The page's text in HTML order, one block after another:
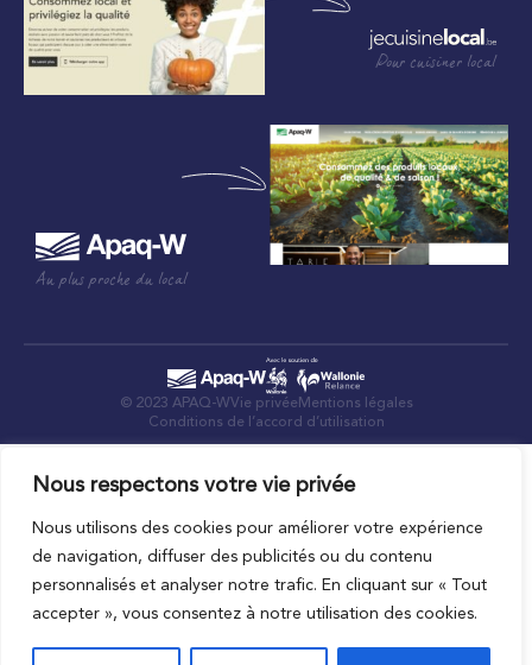
Nous respectons votre vie privée
Nous utilisons des cookies pour améliorer votre expérience
de navigation, diffuser des publicités ou du contenu
personnalisés et analyser notre trafic. En cliquant sur « Tout
accepter », vous consentez à notre utilisation des cookies.
Pour cuisiner local
Au plus proche du local
© 2023 APAQ-WVie privée Mentions légales
Conditions de l’accord d’utilisation